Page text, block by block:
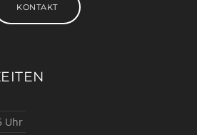
KONTAKT
Uhr